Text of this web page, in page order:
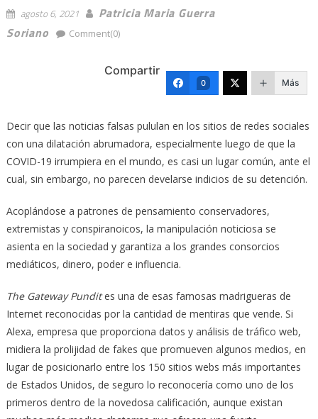
agosto 6, 2021
Patricia Maria Guerra
Soriano
Comment(0)
Compartir
0 Más
Decir que las noticias falsas pululan en los sitios de redes sociales
con una dilatación abrumadora, especialmente luego de que la
COVID-19 irrumpiera en el mundo, es casi un lugar común, ante el
cual, sin embargo, no parecen develarse indicios de su detención.
Acoplándose a patrones de pensamiento conservadores,
extremistas y conspiranoicos, la manipulación noticiosa se
asienta en la sociedad y garantiza a los grandes consorcios
mediáticos, dinero, poder e influencia.
The Gateway Pundites una de esas famosas madrigueras de
Internet reconocidas por la cantidad de mentiras que vende. Si
Alexa, empresa que proporciona datos y análisis de tráfico web,
midiera la prolijidad de fakes que promueven algunos medios, en
lugar de posicionarlo entre los 150 sitios webs más importantes
de Estados Unidos, de seguro lo reconocería como uno de los
primeros dentro de la novedosa calificación, aunque existan